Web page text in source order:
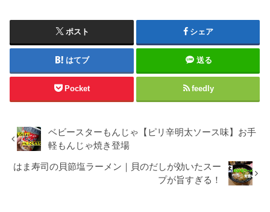
ポスト シェア
はてブ 送る
Pocket feedly
ベビースターもんじゃ【ピリ辛明太ソース味】お手
軽もんじゃ焼き登場
はま寿司の貝節塩ラーメン｜貝のだしが効いたスー
プが旨すぎる！